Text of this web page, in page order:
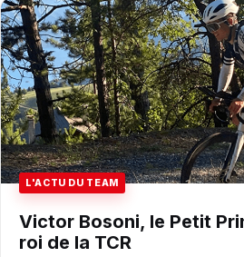
L'ACTU DU TEAM
Victor Bosoni, le Petit
roi de la TCR